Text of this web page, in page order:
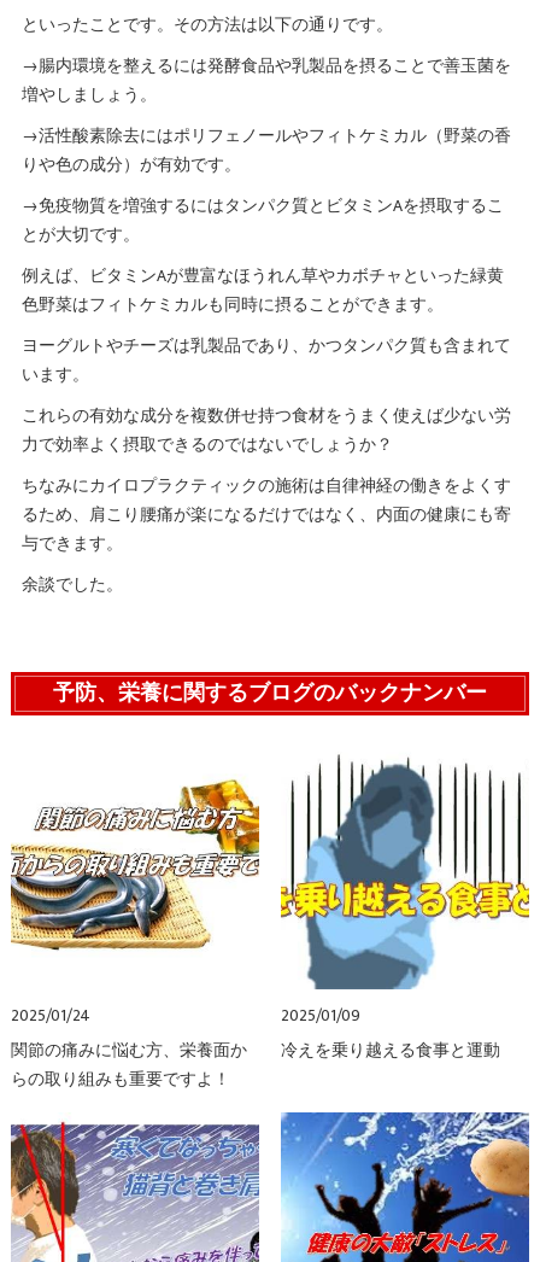
といったことです。その方法は以下の通りです。
→腸内環境を整えるには発酵食品や乳製品を摂ることで善玉菌を
増やしましょう。
→活性酸素除去にはポリフェノールやフィトケミカル（野菜の香
りや色の成分）が有効です。
→免疫物質を増強するにはタンパク質とビタミンAを摂取するこ
とが大切です。
例えば、ビタミンAが豊富なほうれん草やカボチャといった緑黄
色野菜はフィトケミカルも同時に摂ることができます。
ヨーグルトやチーズは乳製品であり、かつタンパク質も含まれて
います。
これらの有効な成分を複数併せ持つ食材をうまく使えば少ない労
力で効率よく摂取できるのではないでしょうか？
ちなみにカイロプラクティックの施術は自律神経の働きをよくす
るため、肩こり腰痛が楽になるだけではなく、内面の健康にも寄
与できます。
余談でした。
予防、栄養に関するブログのバックナンバー
2025/01/24
関節の痛みに悩む方、栄養面か
らの取り組みも重要ですよ！
2025/01/09
冷えを乗り越える食事と運動